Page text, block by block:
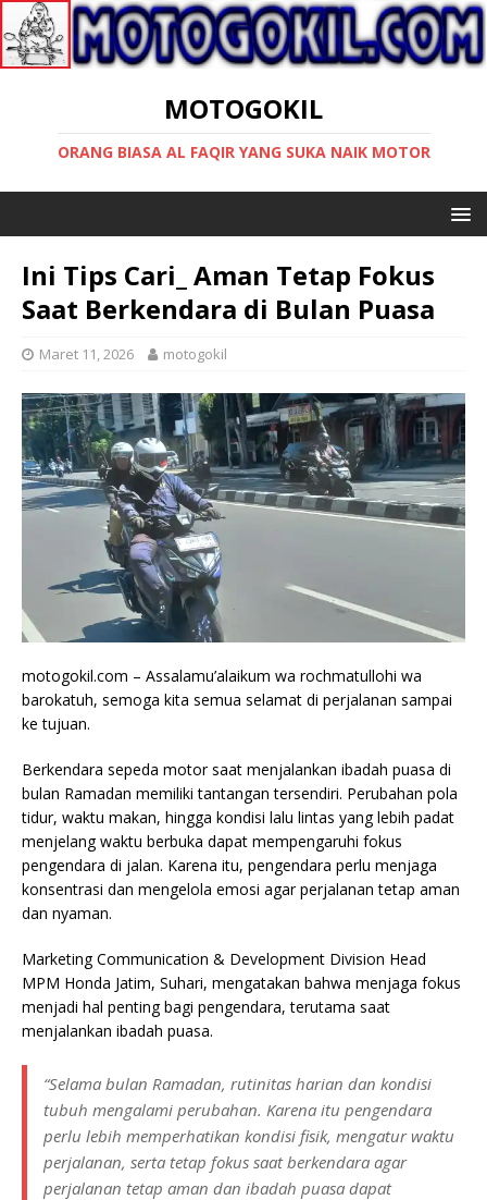
MOTOGOKIL
ORANG BIASA AL FAQIR YANG SUKA NAIK MOTOR
Ini Tips Cari_ Aman Tetap Fokus
Saat Berkendara di Bulan Puasa
Maret 11, 2026 motogokil
motogokil.com – Assalamu’alaikum wa rochmatullohi wa
barokatuh, semoga kita semua selamat di perjalanan sampai
ke tujuan.
Berkendara sepeda motor saat menjalankan ibadah puasa di
bulan Ramadan memiliki tantangan tersendiri. Perubahan pola
tidur, waktu makan, hingga kondisi lalu lintas yang lebih padat
menjelang waktu berbuka dapat mempengaruhi fokus
pengendara di jalan. Karena itu, pengendara perlu menjaga
konsentrasi dan mengelola emosi agar perjalanan tetap aman
dan nyaman.
Marketing Communication & Development Division Head
MPM Honda Jatim, Suhari, mengatakan bahwa menjaga fokus
menjadi hal penting bagi pengendara, terutama saat
menjalankan ibadah puasa.
“Selama bulan Ramadan, rutinitas harian dan kondisi
tubuh mengalami perubahan. Karena itu pengendara
perlu lebih memperhatikan kondisi fisik, mengatur waktu
perjalanan, serta tetap fokus saat berkendara agar
perjalanan tetap aman dan ibadah puasa dapat